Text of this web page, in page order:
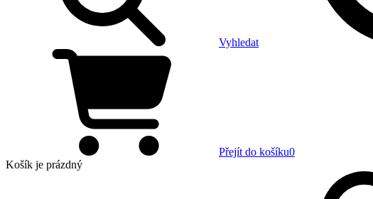
Vyhledat
Přejít do košíku0
Košík je prázdný